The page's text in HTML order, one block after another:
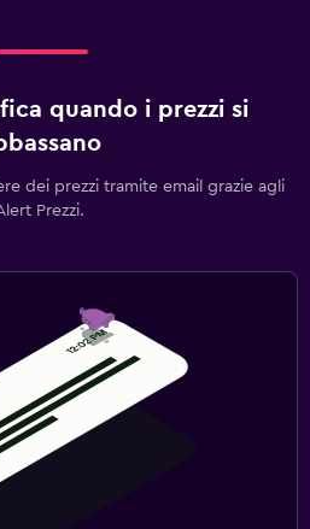
quando i prezzi si
dei prezzi tramite email grazie agli
Prezzi.